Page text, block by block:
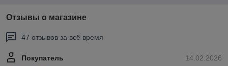
Отзывы о магазине
47 отзывов за всё время
14.02.2026
Покупатель